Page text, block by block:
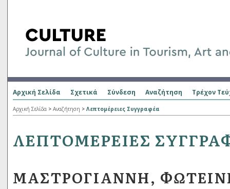
Αρχική Σελίδα Σχετικά Σύνδεση Αναζήτηση Τρέχον
Αρχική Σελίδα > Αναζήτηση > Λεπτομέρειες Συγγραφέα
ΛΕΠΤΟΜΈΡΕΙΕΣ
ΜΑΣΤΡΟΓΙΆΝΝΗ,